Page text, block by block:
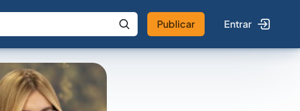
com a IA Buscar no Jus
Publicar Entrar